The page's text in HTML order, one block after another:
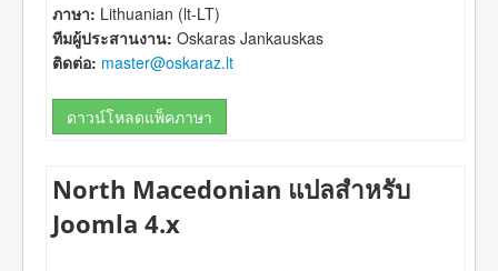
ภาษา: Lithuanian (lt-LT)
ทีมผู้ประสานงาน: Oskaras Jankauskas
ติดต่อ: master@oskaraz.lt
ดาวน์โหลดแพ็คภาษา
North Macedonian แปลสำหรับ
Joomla 4.x